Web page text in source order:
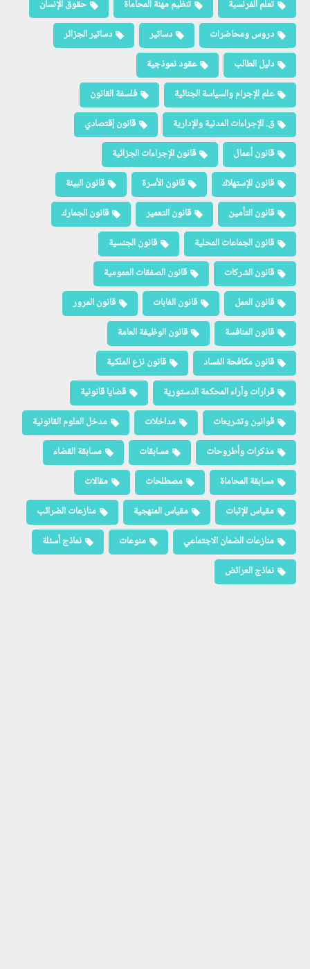
تعلم الفرنسية تنظيم مهنة المحاماة
حقوق الإنسان
دروس ومحاضرات
دساتير
دساتير الجزائر
دليل الطالب
عقود نموذجية
علم الإجرام والسياسة الجنائية
فلسفة القانون
ق. الإجراءات المدنية والإدارية
قانون إقتصادي
قانون أعمال
قانون الإجراءات الجزائية
قانون الإستهلاك
قانون الأسرة
قانون البيئة
قانون التأمين
قانون التعمير
قانون الجمارك
قانون الجماعات المحلية
قانون الجنسية
قانون الشركات
قانون الصفقات العمومية
قانون العمل
قانون الغابات
قانون المرور
قانون المنافسة
قانون الوظيفة العامة
قانون مكافحة الفساد
قانون نزع الملكية
قرارات وآراء المحكمة الدستورية
قضايا قانونية
قوانين وتشريعات
مداخلات
مدخل العلوم القانونية
مذكرات وأطروحات
مسابقات
مسابقة القضاء
مسابقة المحاماة
مصطلحات
مقالات
مقياس الإثبات
مقياس المنهجية
منازعات الضرائب
منازعات الضمان الاجتماعي
منوعات
نماذج أسئلة
نماذج العرائض